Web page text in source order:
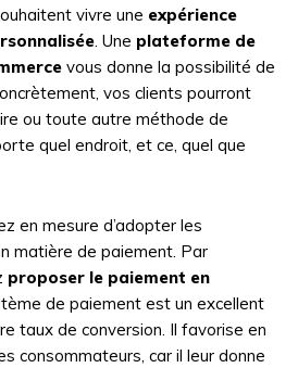
vivre une expérience
. Une plateforme de
vous donne la possibilité de
vos clients pourront
ou toute autre méthode de
quel endroit, et ce, quel que
en mesure d’adopter les
matière de paiement. Par
proposer le paiement en
de paiement est un excellent
taux de conversion. Il favorise en
consommateurs, car il leur donne